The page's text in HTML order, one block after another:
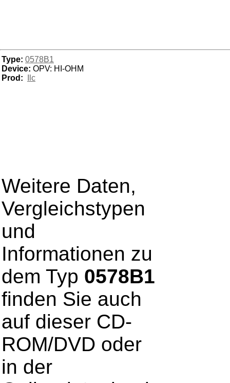
Type: 0578B1
Device: OPV: HI-OHM
Prod:
Ilc
Weitere Daten,
Vergleichstypen
und
Informationen zu
dem Typ 0578B1
finden Sie auch
auf dieser CD-
ROM/DVD oder
in der